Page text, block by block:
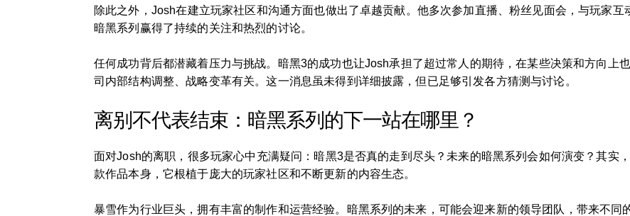
除此之外，Josh在建立玩家社区和沟通方面也做出了卓越贡献。他多次参加直播、粉丝见面会，与玩家
暗黑系列赢得了持续的关注和热烈的讨论。
任何成功背后都潜藏着压力与挑战。暗黑3的成功也让Josh承担了超过常人的期待，在某些决策和方向上
司内部结构调整、战略变革有关。这一消息虽未得到详细披露，但已足够引发各方猜测与讨论。
离别不代表结束：暗黑系列的下一站在哪里？
面对Josh的离职，很多玩家心中充满疑问：暗黑3是否真的走到尽头？未来的暗黑系列会如何演变？其实
款作品本身，它根植于庞大的玩家社区和不断更新的内容生态。
暴雪作为行业巨头，拥有丰富的制作和运营经验。暗黑系列的未来，可能会迎来新的领导团队，带来不同